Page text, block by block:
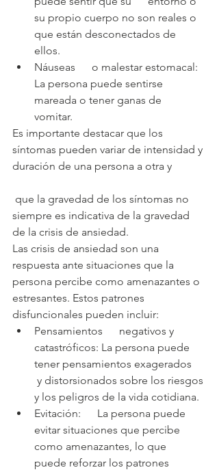
su propio cuerpo no son reales o
que están desconectados de
ellos.
Náuseas      o malestar estomacal:
La persona puede sentirse
mareada o tener ganas de
vomitar.
Es importante destacar que los
síntomas pueden variar de intensidad y
duración de una persona a otra y
siempre es indicativa de la gravedad
de la crisis de ansiedad.
Las crisis de ansiedad son una
respuesta ante situaciones que la
persona percibe como amenazantes o
estresantes. Estos patrones
disfuncionales pueden incluir:
Pensamientos      negativos y
catastróficos: La persona puede
tener pensamientos exagerados
y distorsionados sobre los riesgos
y los peligros de la vida cotidiana.
Evitación:      La persona puede
evitar situaciones que percibe
como amenazantes, lo que
puede reforzar los patrones